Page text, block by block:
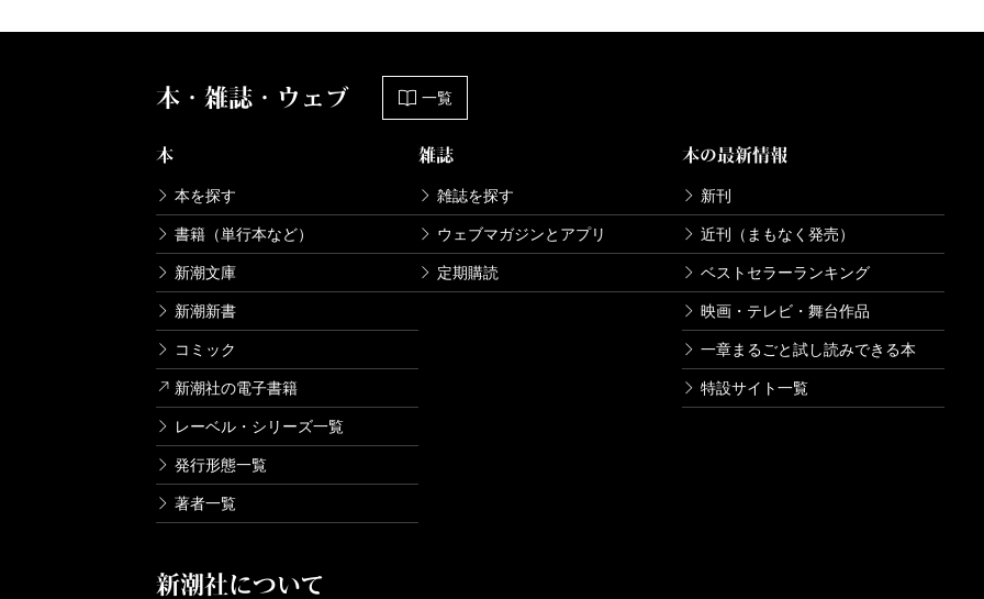
本・雑誌・ウェブ 一覧
本
本を探す
書籍（単行本など）
新潮文庫
新潮新書
コミック
新潮社の電子書籍
レーベル・シリーズ一覧
発行形態一覧
著者一覧
雑誌
雑誌を探す
ウェブマガジンとアプリ
定期購読
本の最新情報
新刊
近刊（まもなく発売）
ベストセラーランキング
映画・テレビ・舞台作品
一章まるごと試し読みできる本
特設サイト一覧
新潮社について